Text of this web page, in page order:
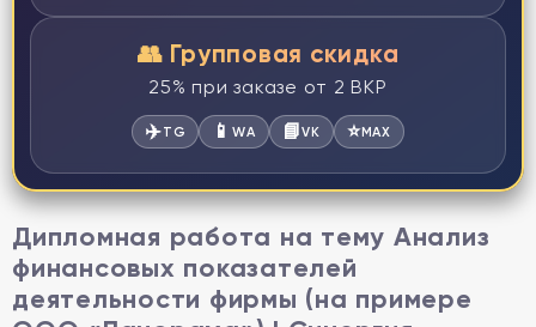
👥 Групповая скидка
25% при заказе от 2 ВКР
✈️TG 📱WA 📘VK ⭐MAX
Дипломная работа на тему Анализ
финансовых показателей
деятельности фирмы (на примере